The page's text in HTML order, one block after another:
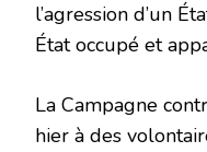
l’agression d’un
État occupé et
La Campagne
hier à des